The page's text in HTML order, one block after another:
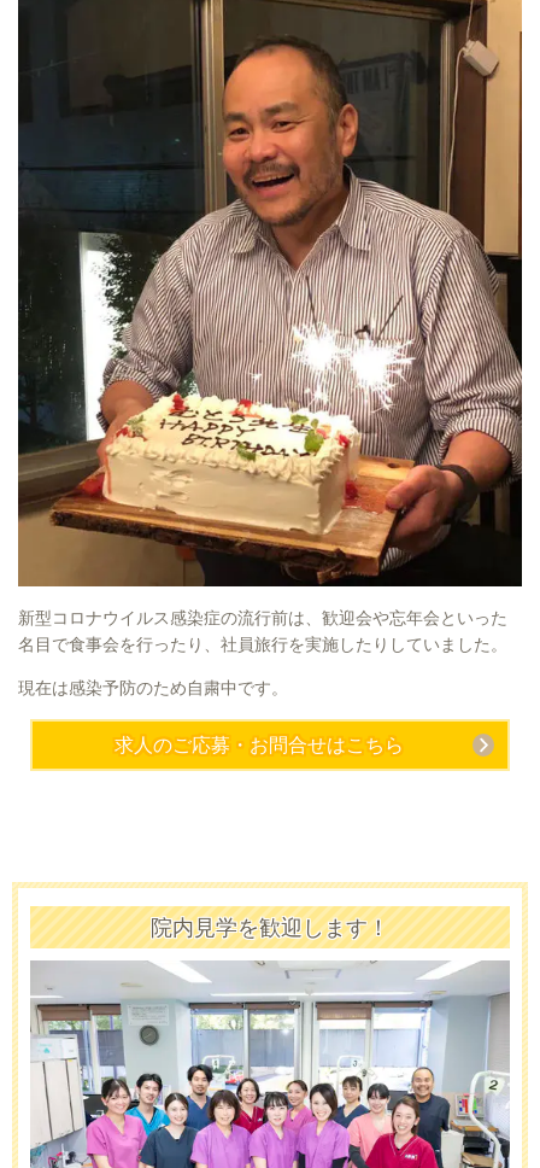
新型コロナウイルス感染症の流行前は、歓迎会や忘年会といった
名目で食事会を行ったり、社員旅行を実施したりしていました。
現在は感染予防のため自粛中です。
求人のご応募・お問合せはこちら
院内見学を歓迎します！